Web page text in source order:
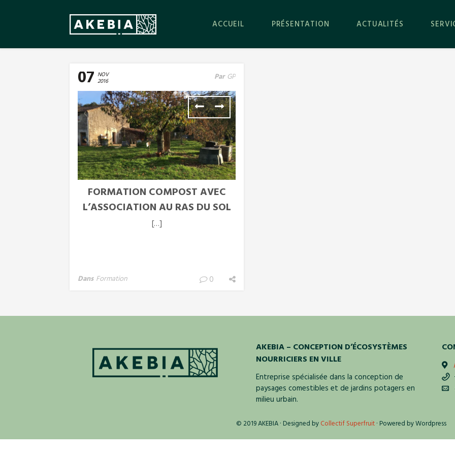
ACCUEIL PRÉSENTATION ACTUALITÉS
07 NOV
2016 Par GP
FORMATION COMPOST AVEC
L’ASSOCIATION AU RAS DU SOL
[…]
Dans Formation 0
AKEBIA – CONCEPTION D’ÉCOSYSTÈMES
NOURRICIERS EN VILLE
Entreprise spécialisée dans la conception de
paysages comestibles et de jardins potagers en
milieu urbain.
© 2019 AKEBIA · Designed byCollectif Superfruit· Powered by Wordpress